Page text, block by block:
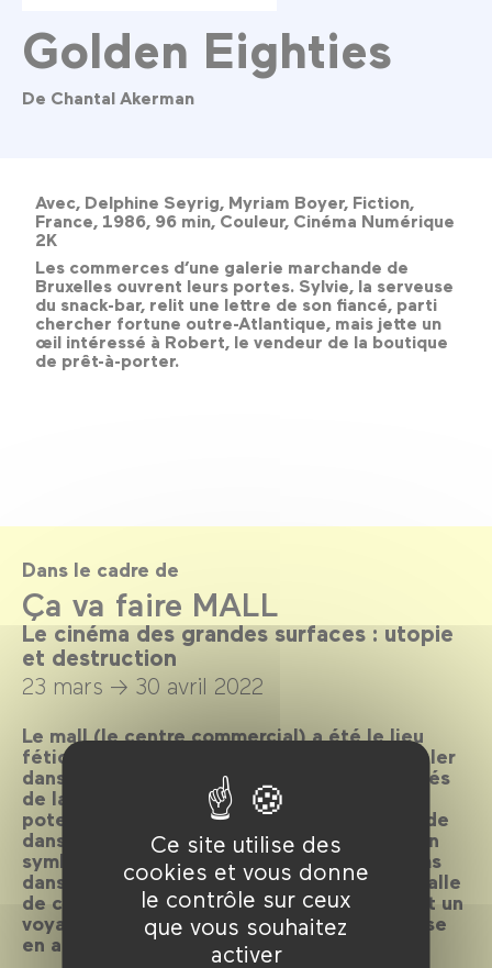
Ce site utilise des
cookies et vous donne
le contrôle sur ceux
que vous souhaitez
activer
Golden Eighties
De Chantal Akerman
Avec, Delphine Seyrig, Myriam Boyer, Fiction,
France, 1986, 96 min, Couleur, Cinéma Numérique
2K
Les commerces d’une galerie marchande de
Bruxelles ouvrent leurs portes. Sylvie, la serveuse
du snack-bar, relit une lettre de son fiancé, parti
chercher fortune outre-Atlantique, mais jette un
œil intéressé à Robert, le vendeur de la boutique
de prêt-à-porter.
Dans le cadre de
Ça va faire MALL
Le cinéma des grandes surfaces : utopie
et destruction
23 mars → 30 avril 2022
Le mall (le centre commercial) a été le lieu
fétiche d’un XXe siècle qui a voulu rassembler
dans un espace unique toutes les possibilités
de la vie moderne. Le cinéma a repéré le
potentiel narratif et loufoque de ce « monde
dans un monde », et en a fait un décor et un
symbole de toute une époque. Voir ces films
dans le lieu même où ils s’enracinent, une salle
de cinéma dans le Forum des Halles, promet un
voyage passionnant et une vertigineuse mise
en abîme.